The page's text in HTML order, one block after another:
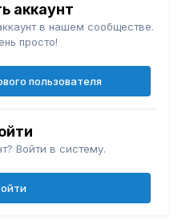
аккаунт
в нашем сообществе.
просто!
пользователя
Войти в систему.